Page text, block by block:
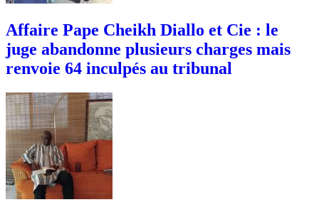
Affaire Pape Cheikh Diallo et Cie : le
juge abandonne plusieurs charges mais
renvoie 64 inculpés au tribunal